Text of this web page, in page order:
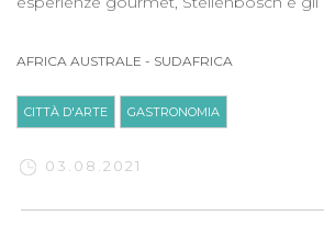
AFRICA AUSTRALE - SUDAFRICA
CITTÀ D'ARTE GASTRONOMIA
03.08.2021